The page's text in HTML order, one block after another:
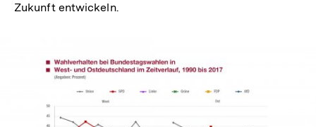
Zukunft entwickeln.